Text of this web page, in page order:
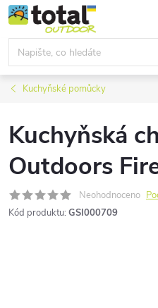
Přejít
na
obsah
Kuchyňské pomůcky
Kuchyňská
Outdoors
Neohodnoceno
Kód produktu: GSI000709